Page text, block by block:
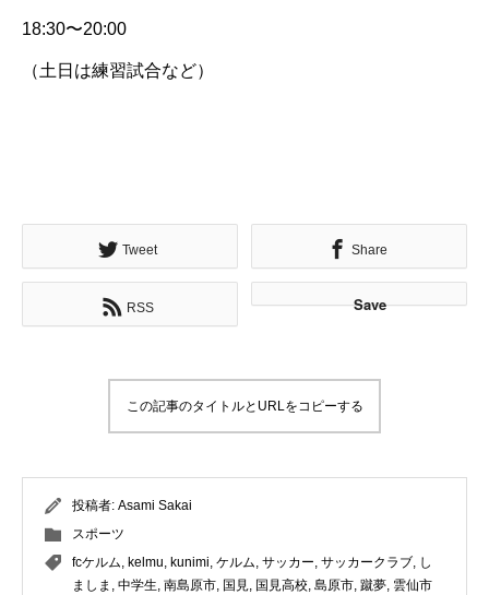
18:30〜20:00
（土日は練習試合など）
Tweet Share
RSS Save
この記事のタイトルとURLをコピーする
投稿者: Asami Sakai
スポーツ
fcケルム, kelmu, kunimi, ケルム, サッカー, サッカークラブ, し
ましま , 中学生, 南島原市, 国見, 国見高校, 島原市, 蹴夢, 雲仙市